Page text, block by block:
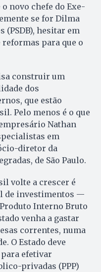
novo chefe do Exe­
se for Dilma
(PSDB), hesitar em
para que o
construir um
dos
que estão
Pelo menos é o que
Nathan
em
diretor da
de São Paulo.
volte a crescer é
de investimentos —
Interno Bruto
venha a gastar
correntes, numa
O Estado deve
efetivar
privadas (PPP)